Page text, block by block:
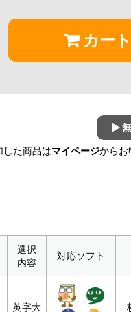
カー
した商品はマイページからお
選択
内容
対応ソフト
英字大